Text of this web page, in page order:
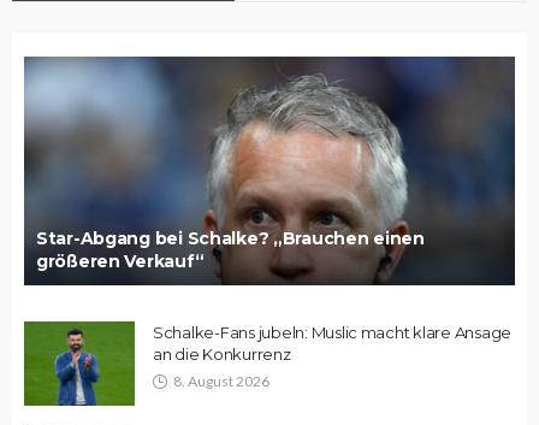
Star-Abgang bei Schalke? „Brauchen einen
größeren Verkauf“
Schalke-Fans jubeln: Muslic macht klare Ansage
an die Konkurrenz
8. August 2026